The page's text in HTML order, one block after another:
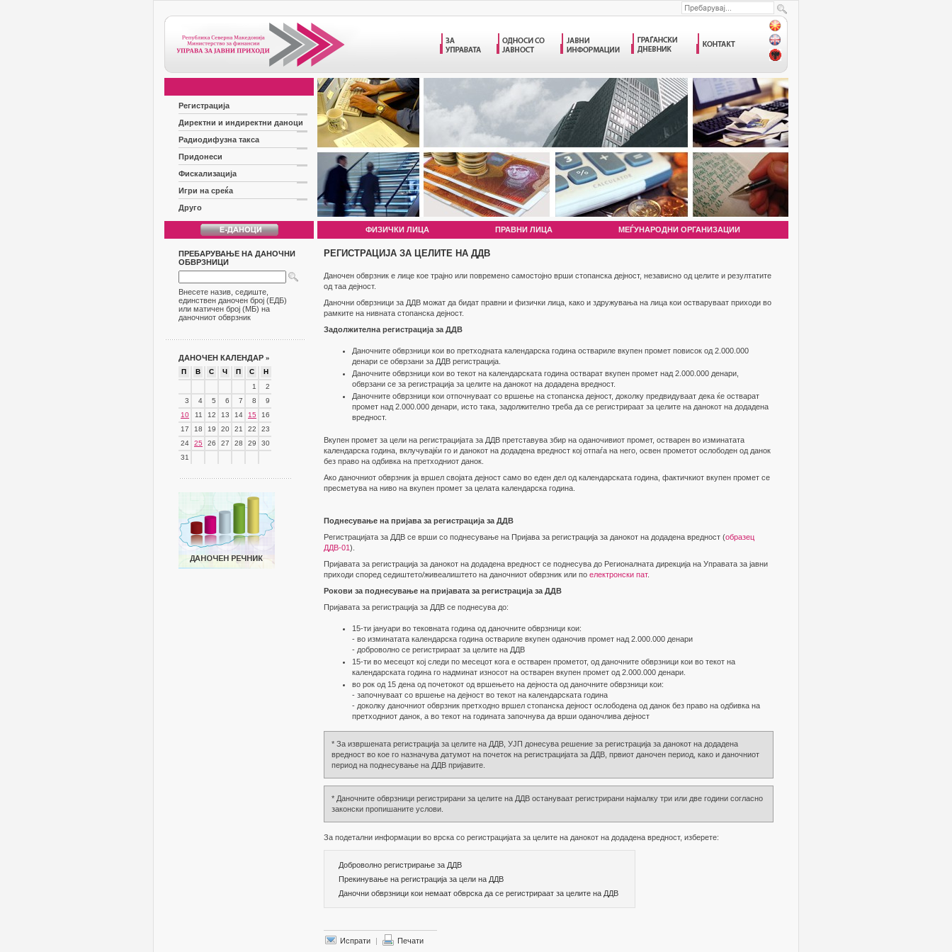
Регистрација
Директни и индиректни даноци
Радиодифузна такса
Придонеси
Фискализација
Игри на среќа
Друго
ФИЗИЧКИ ЛИЦА ПРАВНИ ЛИЦА МЕЃУНАРОДНИ ОРГАНИЗАЦИИ
ПРЕБАРУВАЊЕ НА ДАНОЧНИ
ОБВРЗНИЦИ
Внесете назив, седиште,
единствен даночен број (ЕДБ)
или матичен број (МБ) на
даночниот обврзник
ДАНОЧЕН КАЛЕНДАР »
П В С Ч П С
Н
1
2
3
4 5 6 7 8
9
10
11 12 13 14 15
16
17
18 19 20 21 22
23
24
25 26 27 28 29
30
31
РЕГИСТРАЦИЈА ЗА ЦЕЛИТЕ НА ДДВ
Даночен обврзник е лице кое трајно или повремено самостојно врши стопанска дејност, независно од целите и резултатите
од таа дејност.
Даночни обврзници за ДДВ можат да бидат правни и физички лица, како и здружувања на лица кои остваруваат приходи во
рамките на нивната стопанска дејност.
Задолжителна регистрација за ДДВ
Даночните обврзници кои во претходната календарска година оствариле вкупен промет повисок од 2.000.000
денари се обврзани за ДДВ регистрација.
Даночните обврзници кои во текот на календарската година остварат вкупен промет над 2.000.000 денари,
обврзани се за регистрација за целите на данокот на додадена вредност.
Даночните обврзници кои отпочнуваат со вршење на стопанска дејност, доколку предвидуваат дека ќе остварат
промет над 2.000.000 денари, исто така, задолжително треба да се регистрираат за целите на данокот на додадена
вредност.
Вкупен промет за цели на регистрацијата за ДДВ претставува збир на оданочивиот промет, остварен во изминатата
календарска година, вклучувајќи го и данокот на додадена вредност кој отпаѓа на него, освен прометот ослободен од данок
без право на одбивка на претходниот данок.
Ако даночниот обврзник ја вршел својата дејност само во еден дел од календарската година, фактичкиот вкупен промет се
пресметува на ниво на вкупен промет за целата календарска година.
Поднесување на пријава за регистрација за ДДВ
Регистрацијата за ДДВ се врши со поднесување на Пријава за регистрација за данокот на додадена вредност (образец
ДДВ-01).
Пријавата за регистрација за данокот на додадена вредност се поднесува до Регионалната дирекција на Управата за јавни
приходи според седиштето/живеалиштето на даночниот обврзник или по електронски пат.
Рокови за поднесување на пријавата за регистрација за ДДВ
Пријавата за регистрација за ДДВ се поднесува до:
15-ти јануари во тековната година од даночните обврзници кои:
- во изминатата календарска година оствариле вкупен оданочив промет над 2.000.000 денари
- доброволно се регистрираат за целите на ДДВ
15-ти во месецот кој следи по месецот кога е остварен прометот, од даночните обврзници кои во текот на
календарската година го надминат износот на остварен вкупен промет од 2.000.000 денари.
во рок од 15 дена од почетокот од вршењето на дејноста од даночните обврзници кои:
- започнуваат со вршење на дејност во текот на календарската година
- доколку даночниот обврзник претходно вршел стопанска дејност ослободена од данок без право на одбивка на
претходниот данок, а во текот на годината започнува да врши оданочлива дејност
* За извршената регистрација за целите на ДДВ, УЈП донесува решение за регистрација за данокот на додадена
вредност во кое го назначува датумот на почеток на регистрацијата за ДДВ, првиот даночен период, како и даночниот
период на поднесување на ДДВ пријавите.
* Даночните обврзници регистрирани за целите на ДДВ остануваат регистрирани најмалку три или две години согласно
законски пропишаните услови.
За подетални информации во врска со регистрацијата за целите на данокот на додадена вредност, изберете:
Доброволно регистрирање за ДДВ
Прекинување на регистрација за цели на ДДВ
Даночни обврзници кои немаат обврска да се регистрираат за целите на ДДВ
Испрати | Печати